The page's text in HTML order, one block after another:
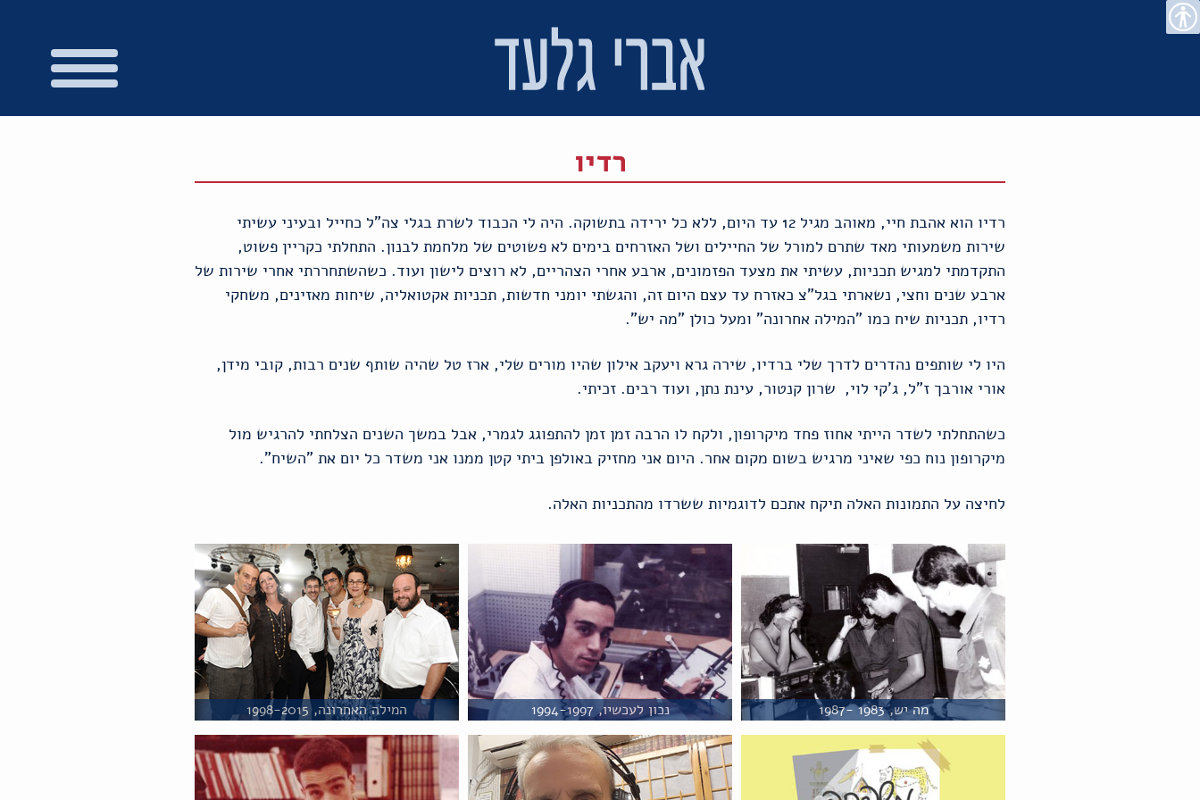
נגישות
מפת
הצהרת
עבור
צרו
רדיו
רדיו הוא אהבת חיי, מאוהב מגיל 12 עד היום, ללא כל ירידה בתשוקה. היה לי הכבוד לשרת בגלי צה"ל כחייל ובעיני עשיתי
שירות משמעותי מאד שתרם למורל של החיילים ושל האזרחים בימים לא פשוטים של מלחמת לבנון. התחלתי כקריין פשוט,
התקדמתי למגיש תכניות, עשיתי את מצעד הפזמונים, ארבע אחרי הצהריים, לא רוצים לישון ועוד. כשהשתחררתי אחרי שירות של
ארבע שנים וחצי, נשארתי בגל"צ כאזרח עד עצם היום זה, והגשתי יומני חדשות, תכניות אקטואליה, שיחות מאזינים, משחקי
רדיו, תכניות שיח כמו "המילה אחרונה" ומעל כולן "מה יש".
היו לי שותפים נהדרים לדרך שלי ברדיו, שירה גרא ויעקב אילון שהיו מורים שלי, ארז טל שהיה שותף שנים רבות, קובי מידן,
אורי אורבך ז"ל, ג'קי לוי, שרון קנטור, עינת נתן, ועוד רבים. זכיתי.
כשהתחלתי לשדר הייתי אחוז פחד מיקרופון, ולקח לו הרבה זמן זמן להתפוגג לגמרי, אבל במשך השנים הצלחתי להרגיש מול
מיקרופון נוח כפי שאיני מרגיש בשום מקום אחר. היום אני מחזיק באולפן ביתי קטן ממנו אני משדר כל יום את "השיח".
לחיצה על התמונות האלה תיקח אתכם לדוגמיות ששרדו מהתכניות האלה.
מה יש, 1983 -1987 נכון לעכשיו, 1994-1997 המילה האחרונה, 1998-2015